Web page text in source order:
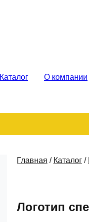
Каталог О компании
Главная / Каталог /
Логотип